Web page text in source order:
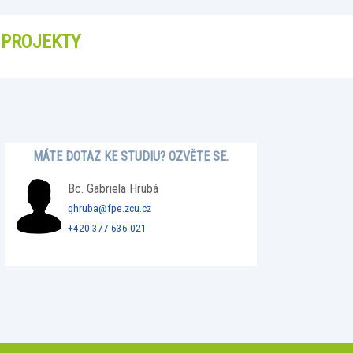
PROJEKTY
MÁTE DOTAZ KE STUDIU? OZVĚTE SE.
Bc. Gabriela Hrubá
ghruba@fpe.zcu.cz
+420 377 636 021